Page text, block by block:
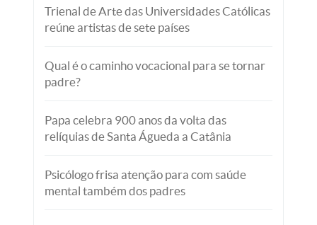
Trienal de Arte das Universidades Católicas
reúne artistas de sete países
Qual é o caminho vocacional para se tornar
padre?
Papa celebra 900 anos da volta das
relíquias de Santa Águeda a Catânia
Psicólogo frisa atenção para com saúde
mental também dos padres